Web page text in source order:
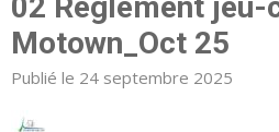
Motown_Oct 25
Publié le 24 septembre 2025